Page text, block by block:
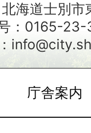
海道士別市
：0165-23-
庁舎案内